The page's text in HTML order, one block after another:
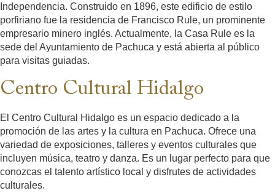
Independencia. Construido en 1896, este edificio de estilo
porfiriano fue la residencia de Francisco Rule, un prominente
empresario minero inglés. Actualmente, la Casa Rule es la
sede del Ayuntamiento de Pachuca y está abierta al público
para visitas guiadas.
Centro Cultural Hidalgo
El Centro Cultural Hidalgo es un espacio dedicado a la
promoción de las artes y la cultura en Pachuca. Ofrece una
variedad de exposiciones, talleres y eventos culturales que
incluyen música, teatro y danza. Es un lugar perfecto para que
conozcas el talento artístico local y disfrutes de actividades
culturales.